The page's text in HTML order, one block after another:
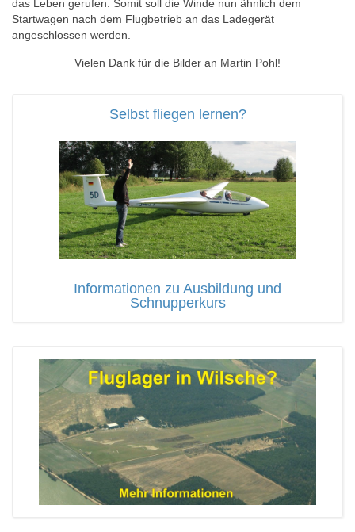
das Leben gerufen. Somit soll die Winde nun ähnlich dem
Startwagen nach dem Flugbetrieb an das Ladegerät
angeschlossen werden.
Vielen Dank für die Bilder an Martin Pohl!
Selbst fliegen lernen?
Informationen zu Ausbildung und
Schnupperkurs